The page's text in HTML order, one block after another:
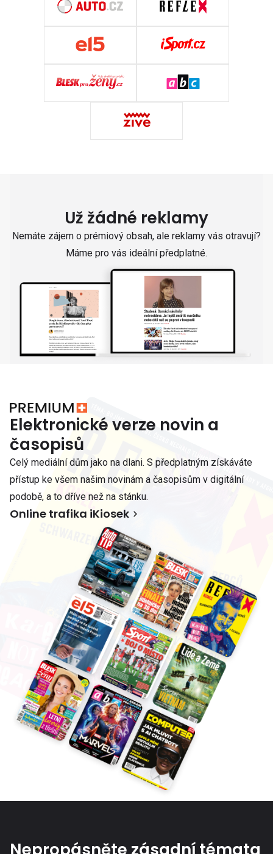
Už žádné reklamy
Nemáte zájem o prémiový obsah, ale reklamy vás otravují?
Máme pro vás ideální předplatné.
Elektronické verze novin a
časopisů
Celý mediální dům jako na dlani. S předplatným získáváte
přístup ke všem našim novinám a časopisům v digitální
podobě, a to dříve než na stánku.
Online trafika iKiosek